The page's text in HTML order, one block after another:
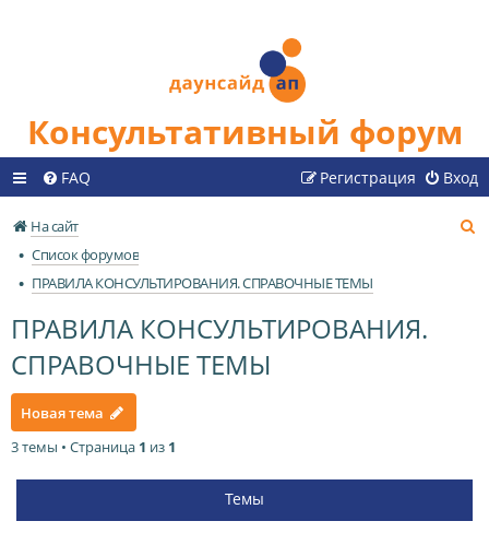
Консультативный форум
FAQ Вход
Регистрация
На сайт
Список форумов
ПРАВИЛА КОНСУЛЬТИРОВАНИЯ. СПРАВОЧНЫЕ ТЕМЫ
ПРАВИЛА КОНСУЛЬТИРОВАНИЯ.
СПРАВОЧНЫЕ ТЕМЫ
Новая тема
3 темы • Страница 1 из 1
Темы